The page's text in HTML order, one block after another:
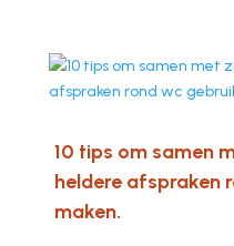
10 tips om samen
heldere afspraken
maken.